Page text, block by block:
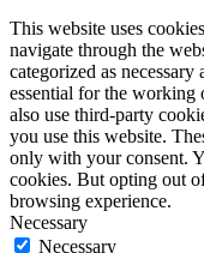
This website uses
navigate through the
categorized as
essential for the working
also use third-party
you use this website.
only with your consent.
cookies. But opting out
browsing experience.
Necessary
Necessary